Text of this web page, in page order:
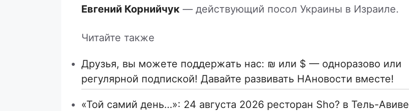
Евгений Корнийчук — действующий посол Украины в Израиле.
Читайте также
Друзья, вы можете поддержать нас: ₪ или $ — одноразово или
регулярной подпиской! Давайте развивать НАновости вместе!
«Той самий день…»: 24 августа 2026 ресторан Sho? в Тель-Авиве